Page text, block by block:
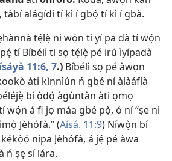
tàbí alágídí tí kì í gbọ́ tí kì í gbà.
tẹ́lẹ̀ ni wọ́n ti yí pa dà tí wọ́n
tí Bíbélì ti sọ tẹ́lẹ̀ pé irú ìyípadà
11:​6, 7.) Bíbélì sọ pé àwọn
àti kìnnìún ń gbé ní àlàáfíà
bí ọ̀dọ́ àgùntàn àti ọmọ
wọ́n á fi jọ máa gbé pọ̀, ó ní “ṣe ni
Jèhófà.” (Aísá. 11:9) Níwọ̀n bí
nípa Jèhófà, á jẹ́ pé àwa
ń ṣẹ sí lára.